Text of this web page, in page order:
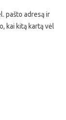
pašto adresą ir
kai kitą kartą vėl